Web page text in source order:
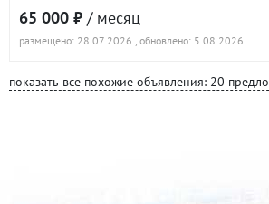
65 000 ₽ / месяц
размещено: 28.07.2026 , обновлено: 5.08.2026
показать все похожие объявления: 20